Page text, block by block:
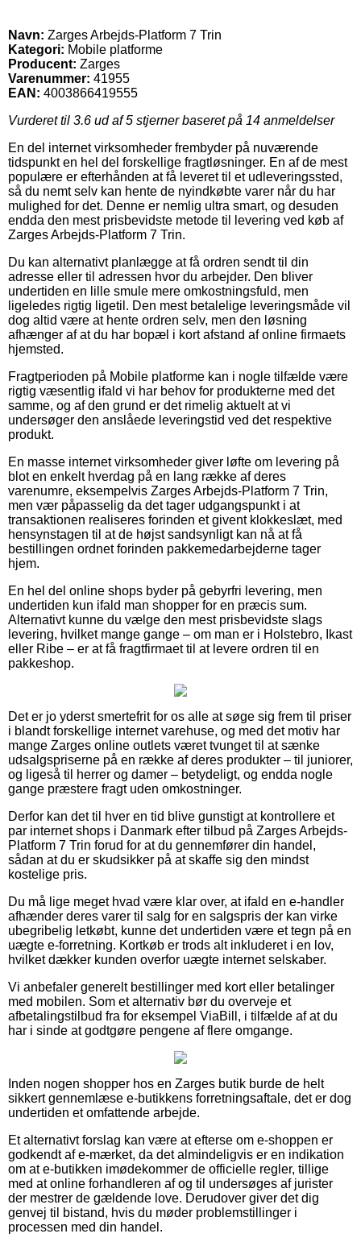
Navn: Zarges Arbejds-Platform 7 Trin
Kategori: Mobile platforme
Producent: Zarges
Varenummer: 41955
EAN: 4003866419555
Vurderet til 3.6 ud af 5 stjerner baseret på 14 anmeldelser
En del internet virksomheder frembyder på nuværende
tidspunkt en hel del forskellige fragtløsninger. En af de mest
populære er efterhånden at få leveret til et udleveringssted,
så du nemt selv kan hente de nyindkøbte varer når du har
mulighed for det. Denne er nemlig ultra smart, og desuden
endda den mest prisbevidste metode til levering ved køb af
Zarges Arbejds-Platform 7 Trin.
Du kan alternativt planlægge at få ordren sendt til din
adresse eller til adressen hvor du arbejder. Den bliver
undertiden en lille smule mere omkostningsfuld, men
ligeledes rigtig ligetil. Den mest betalelige leveringsmåde vil
dog altid være at hente ordren selv, men den løsning
afhænger af at du har bopæl i kort afstand af online firmaets
hjemsted.
Fragtperioden på Mobile platforme kan i nogle tilfælde være
rigtig væsentlig ifald vi har behov for produkterne med det
samme, og af den grund er det rimelig aktuelt at vi
undersøger den anslåede leveringstid ved det respektive
produkt.
En masse internet virksomheder giver løfte om levering på
blot en enkelt hverdag på en lang række af deres
varenumre, eksempelvis Zarges Arbejds-Platform 7 Trin,
men vær påpasselig da det tager udgangspunkt i at
transaktionen realiseres forinden et givent klokkeslæt, med
hensynstagen til at de højst sandsynligt kan nå at få
bestillingen ordnet forinden pakkemedarbejderne tager
hjem.
En hel del online shops byder på gebyrfri levering, men
undertiden kun ifald man shopper for en præcis sum.
Alternativt kunne du vælge den mest prisbevidste slags
levering, hvilket mange gange – om man er i Holstebro, Ikast
eller Ribe – er at få fragtfirmaet til at levere ordren til en
pakkeshop.
Det er jo yderst smertefrit for os alle at søge sig frem til priser
i blandt forskellige internet varehuse, og med det motiv har
mange Zarges online outlets været tvunget til at sænke
udsalgspriserne på en række af deres produkter – til juniorer,
og ligeså til herrer og damer – betydeligt, og endda nogle
gange præstere fragt uden omkostninger.
Derfor kan det til hver en tid blive gunstigt at kontrollere et
par internet shops i Danmark efter tilbud på Zarges Arbejds-
Platform 7 Trin forud for at du gennemfører din handel,
sådan at du er skudsikker på at skaffe sig den mindst
kostelige pris.
Du må lige meget hvad være klar over, at ifald en e-handler
afhænder deres varer til salg for en salgspris der kan virke
ubegribelig letkøbt, kunne det undertiden være et tegn på en
uægte e-forretning. Kortkøb er trods alt inkluderet i en lov,
hvilket dækker kunden overfor uægte internet selskaber.
Vi anbefaler generelt bestillinger med kort eller betalinger
med mobilen. Som et alternativ bør du overveje et
afbetalingstilbud fra for eksempel ViaBill, i tilfælde af at du
har i sinde at godtgøre pengene af flere omgange.
Inden nogen shopper hos en Zarges butik burde de helt
sikkert gennemlæse e-butikkens forretningsaftale, det er dog
undertiden et omfattende arbejde.
Et alternativt forslag kan være at efterse om e-shoppen er
godkendt af e-mærket, da det almindeligvis er en indikation
om at e-butikken imødekommer de officielle regler, tillige
med at online forhandleren af og til undersøges af jurister
der mestrer de gældende love. Derudover giver det dig
genvej til bistand, hvis du møder problemstillinger i
processen med din handel.